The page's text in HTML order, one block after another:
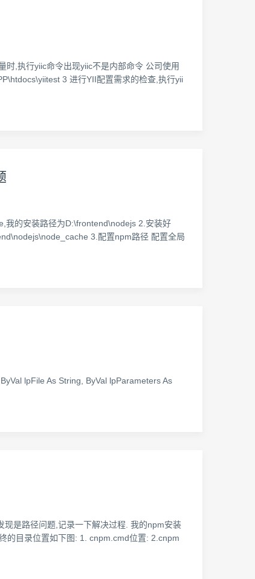
,执行yiic命令出现yiic不是内部命令 公司使用
3 进行YII配置需求的检查,执行yii
我的安装路径为D:\frontend\nodejs 2.安装好
3.配置npm路径 配置全局
lpFile As String, ByVal lpParameters As
是路径问题,记录一下解决过程. 我的npm安装
的目录位置如下图: 1. cnpm.cmd位置: 2.cnpm